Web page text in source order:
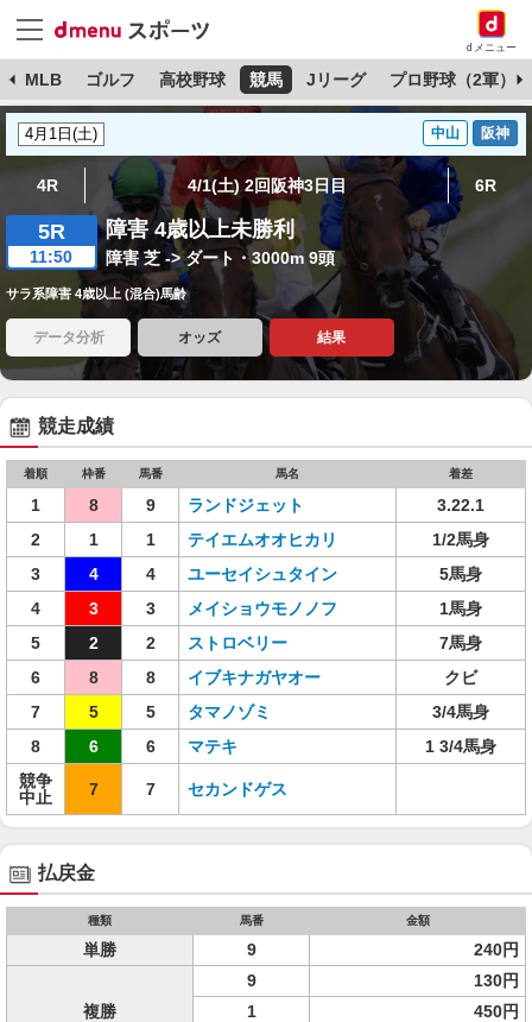
dメニュー
MLB ゴルフ 高校野球 競馬 Jリーグ プロ野球（2軍）
中山 阪神
4R 4/1(土) 2回阪神3日目 6R
5R
11:50
障害 4歳以上未勝利
障害 芝 -> ダート・3000m 9頭
サラ系障害 4歳以上 (混合)馬齢
データ分析 オッズ 結果
競走成績
着順 枠番 馬番 馬名 着差
1 8 9 ランドジェット
3.22.1
2
1 1 テイエムオオヒカリ
1/2馬身
3
4 4 ユーセイシュタイン
5馬身
4
3 3 メイショウモノノフ
1馬身
5
2 2 ストロベリー
7馬身
6
8 8 イブキナガヤオー
クビ
7
5 5 タマノゾミ
3/4馬身
8
6 6 マテキ
1 3/4馬身
競争
中止
7 7 セカンドゲス
払戻金
種類 馬番 金額
単勝 9 240円
複勝
9
130円
1
450円